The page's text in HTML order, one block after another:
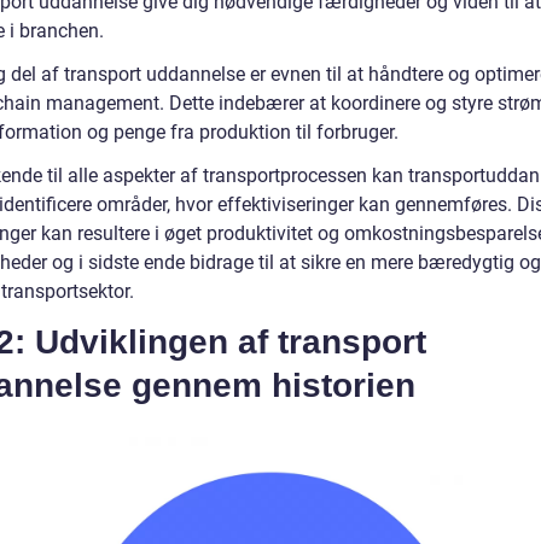
i branchen.
del af transport uddannelse er evnen til at håndtere og
management. Dette indebærer at koordinere og styre
og penge fra produktion til forbruger.
til alle aspekter af transportprocessen kan
områder, hvor effektiviseringer kan gennemføres.
kan resultere i øget produktivitet og
og i sidste ende bidrage til at sikre en mere bæredygtig og
Udviklingen af transport
gennem historien